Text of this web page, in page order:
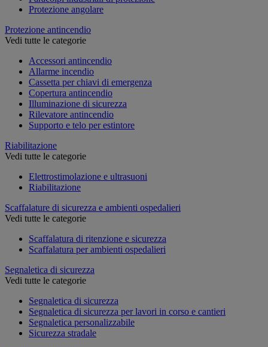
Protezione angolare
Protezione antincendio
Vedi tutte le categorie
Accessori antincendio
Allarme incendio
Cassetta per chiavi di emergenza
Copertura antincendio
Illuminazione di sicurezza
Rilevatore antincendio
Supporto e telo per estintore
Riabilitazione
Vedi tutte le categorie
Elettrostimolazione e ultrasuoni
Riabilitazione
Scaffalature di sicurezza e ambienti ospedalieri
Vedi tutte le categorie
Scaffalatura di ritenzione e sicurezza
Scaffalatura per ambienti ospedalieri
Segnaletica di sicurezza
Vedi tutte le categorie
Segnaletica di sicurezza
Segnaletica di sicurezza per lavori in corso e cantieri
Segnaletica personalizzabile
Sicurezza stradale